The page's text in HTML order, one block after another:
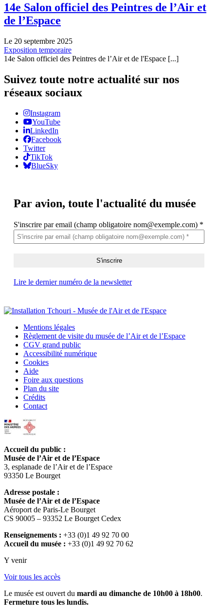
14e Salon officiel des Peintres de l’Air et
de l’Espace
Le 20 septembre 2025
Exposition temporaire
14e Salon officiel des Peintres de l’Air et de l'Espace [...]
Suivez toute notre actualité sur nos
réseaux sociaux
Instagram
YouTube
LinkedIn
Facebook
Twitter
TikTok
BlueSky
Par avion, toute l'actualité du musée
S'inscrire par email (champ obligatoire nom@exemple.com) *
Lire le dernier numéro de la newsletter
Mentions légales
Règlement de visite du musée de l’Air et de l’Espace
CGV grand public
Accessibilité numérique
Cookies
Aide
Foire aux questions
Plan du site
Crédits
Contact
Accueil du public :
Musée de l’Air et de l’Espace
3, esplanade de l’Air et de l’Espace
93350 Le Bourget
Adresse postale :
Musée de l’Air et de l’Espace
Aéroport de Paris-Le Bourget
CS 90005 – 93352 Le Bourget Cedex
Renseignements : +33 (0)1 49 92 70 00
Accueil du musée : +33 (0)1 49 92 70 62
Y venir
Voir tous les accès
Le musée est ouvert du mardi au dimanche de 10h00 à 18h00.
Fermeture tous les lundis.